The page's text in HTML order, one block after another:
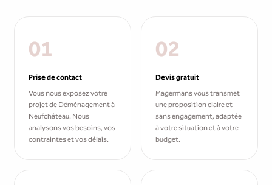
01
Prise de contact
Vous nous exposez votre
projet de Déménagement à
Neufchâteau. Nous
analysons vos besoins, vos
contraintes et vos délais.
02
Devis gratuit
Magermans vous transmet
une proposition claire et
sans engagement, adaptée
à votre situation et à votre
budget.